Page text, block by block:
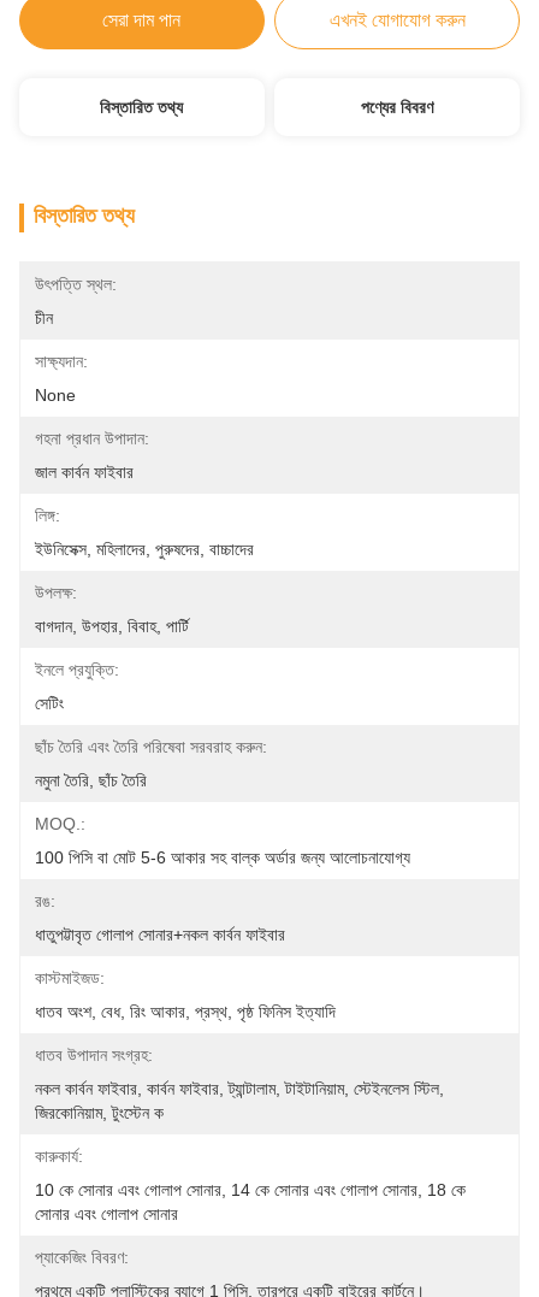
সেরা দাম পান এখনই যোগাযোগ করুন
বিস্তারিত তথ্য পণ্যের বিবরণ
বিস্তারিত তথ্য
উৎপত্তি স্থল:
চীন
সাক্ষ্যদান:
None
গহনা প্রধান উপাদান:
জাল কার্বন ফাইবার
লিঙ্গ:
ইউনিসেক্স, মহিলাদের, পুরুষদের, বাচ্চাদের
উপলক্ষ:
বাগদান, উপহার, বিবাহ, পার্টি
ইনলে প্রযুক্তি:
সেটিং
ছাঁচ তৈরি এবং তৈরি পরিষেবা সরবরাহ করুন:
নমুনা তৈরি, ছাঁচ তৈরি
MOQ.:
100 পিসি বা মোট 5-6 আকার সহ বাল্ক অর্ডার জন্য আলোচনাযোগ্য
রঙ:
ধাতুপট্টাবৃত গোলাপ সোনার+নকল কার্বন ফাইবার
কাস্টমাইজড:
ধাতব অংশ, বেধ, রিং আকার, প্রস্থ, পৃষ্ঠ ফিনিস ইত্যাদি
ধাতব উপাদান সংগ্রহ:
নকল কার্বন ফাইবার, কার্বন ফাইবার, ট্যান্টালাম, টাইটানিয়াম, স্টেইনলেস স্টিল,
জিরকোনিয়াম, টুংস্টেন ক
কারুকার্য:
10 কে সোনার এবং গোলাপ সোনার, 14 কে সোনার এবং গোলাপ সোনার, 18 কে
সোনার এবং গোলাপ সোনার
প্যাকেজিং বিবরণ:
প্রথমে একটি প্লাস্টিকের ব্যাগে 1 পিসি, তারপরে একটি বাইরের কার্টনে।